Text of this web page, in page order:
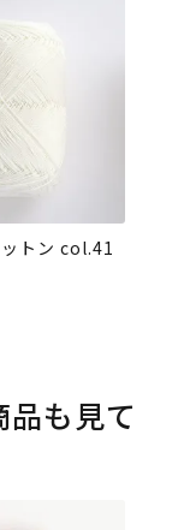
トン col.41
も見て